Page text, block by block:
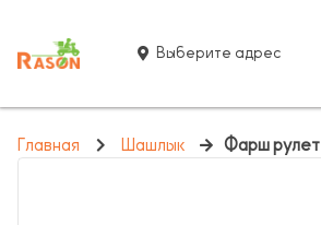
Выберите адрес
Главная Шашлык Фарш рулет